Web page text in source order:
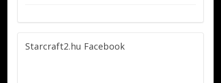
Starcraft2.hu Facebook